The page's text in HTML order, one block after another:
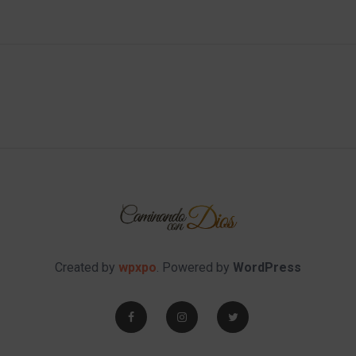
Created by wpxpo. Powered by WordPress